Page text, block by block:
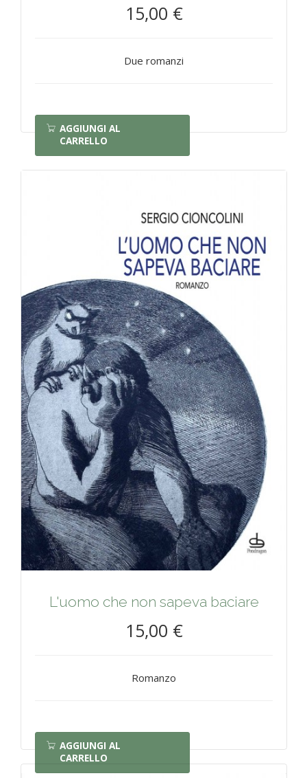
15,00 €
Due romanzi
AGGIUNGI AL
CARRELLO
L'uomo che non sapeva baciare
15,00 €
Romanzo
AGGIUNGI AL
CARRELLO